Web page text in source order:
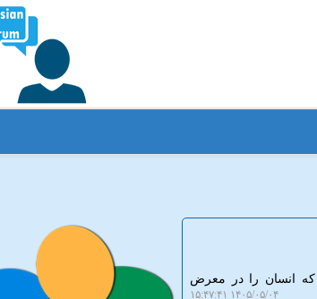
که انسان را در معرض
۱۴۰۵/۰۵/۰۴ ۱۵:۴۷:۴۱